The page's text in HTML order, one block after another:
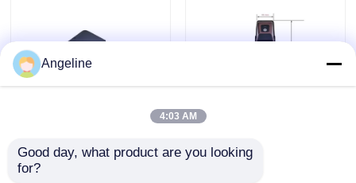
Rechtssachen
Bitte um ein Angebot
Download
Pms Fidelio Surface
Mounted Smart Hotel
PMS Fidelio
Angeline
4:03 AM
Good day, what product are you looking
for?